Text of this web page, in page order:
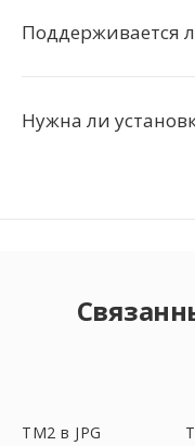
Поддерживается
Нужна ли
TM2 в JPG